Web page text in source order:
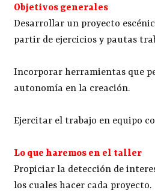
Objetivos generales
Desarrollar un proyecto
partir de ejercicios y pautas
Incorporar herramientas que
autonomía en la creación.
Ejercitar el trabajo en equipo
Lo que haremos en el taller
Propiciar la detección de
los cuales hacer cada proyecto.